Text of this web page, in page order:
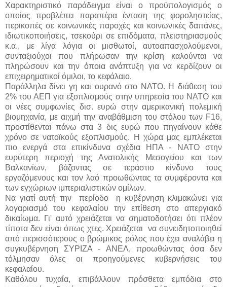
Χαρακτηριστικό παράδειγμα είναι ο προϋπολογισμός ο
οποίος προβλέπει παραπέρα ένταση της φοροληστείας,
περικοπές σε κοινωνικές παροχές και κοινωνικές δαπάνες,
ιδιωτικοποιήσεις, τσεκούρι σε επιδόματα, πλειστηριασμούς
κ.α., με λίγα λόγια οι μισθωτοί, αυτοαπασχολούμενοι,
συνταξιούχοι που πλήρωσαν την κρίση καλούνται να
πληρώσουν και την όποια ανάπτυξη για να κερδίζουν οι
επιχειρηματικοί όμιλοι, το κεφάλαιο.
Παράλληλα δίνει γη και ουρανό στο ΝΑΤΟ. Η διάθεση του
2% του ΑΕΠ για εξοπλισμούς στην υπηρεσία του ΝΑΤΟ και
οι νέες συμφωνίες δισ. ευρώ στην αμερικανική πολεμική
βιομηχανία, με αιχμή την αναβάθμιση του στόλου των F16,
προστίθενται πάνω στα 3 δις ευρώ που πηγαίνουν κάθε
χρόνο σε νατοϊκούς εξοπλισμούς. Η χώρα μας εμπλέκεται
πιο ενεργά στα επικίνδυνα σχέδια ΗΠΑ - ΝΑΤΟ στην
ευρύτερη περιοχή της Ανατολικής Μεσογείου και των
Βαλκανίων, βάζοντας σε τεράστιο κίνδυνο τους
εργαζόμενους και τον λαό προωθώντας τα συμφέροντα και
των εγχώριων ιμπεριαλιστικών ομίλων.
Να γιατί αυτή την περίοδο η κυβέρνηση κλιμακώνει για
λογαριασμό του κεφαλαίου την επίθεση στο απεργιακό
δικαίωμα. Γι' αυτό χρειάζεται να σηματοδοτήσει ότι πλέον
τίποτα δεν είναι όπως χτες. Χρειάζεται να συνειδητοποιηθεί
από περισσότερους ο βρώμικος ρόλος που έχει αναλάβει η
συγκυβέρνηση ΣΥΡΙΖΑ - ΑΝΕΛ, προωθώντας όσα δεν
τόλμησαν όλες οι προηγούμενες κυβερνήσεις του
κεφαλαίου.
Καθόλου τυχαία, επιβάλλουν πρόσθετα εμπόδια στο